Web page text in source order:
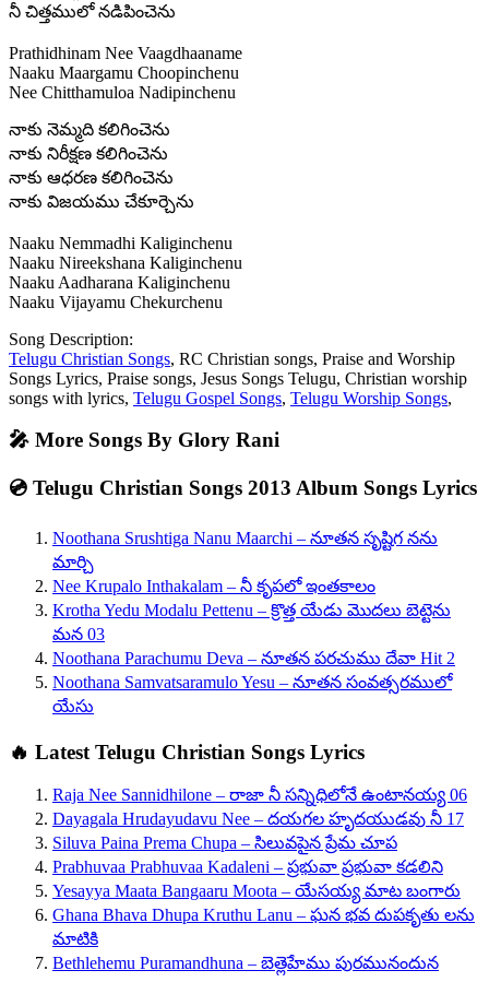
నీ చిత్తములో నడిపించెను
Prathidhinam Nee Vaagdhaaname
Naaku Maargamu Choopinchenu
Nee Chitthamuloa Nadipinchenu
నాకు నెమ్మది కలిగించెను
నాకు నిరీక్షణ కలిగించెను
నాకు ఆధరణ కలిగించెను
నాకు విజయము చేకూర్చెను
Naaku Nemmadhi Kaliginchenu
Naaku Nireekshana Kaliginchenu
Naaku Aadharana Kaliginchenu
Naaku Vijayamu Chekurchenu
Song Description:
Telugu Christian Songs, RC Christian songs, Praise and Worship
Songs Lyrics, Praise songs, Jesus Songs Telugu, Christian worship
songs with lyrics, Telugu Gospel Songs, Telugu Worship Songs,
🎤 More Songs By Glory Rani
💿 Telugu Christian Songs 2013 Album Songs Lyrics
Noothana Srushtiga Nanu Maarchi – నూతన సృష్టిగ నను
మార్చి
Nee Krupalo Inthakalam – నీ కృపలో ఇంతకాలం
Krotha Yedu Modalu Pettenu – క్రొత్త యేడు మొదలు బెట్టెను
మన 03
Noothana Parachumu Deva – నూతన పరచుము దేవా Hit 2
Noothana Samvatsaramulo Yesu – నూతన సంవత్సరములో
యేసు
🔥 Latest Telugu Christian Songs Lyrics
Raja Nee Sannidhilone – రాజా నీ సన్నిధిలోనే ఉంటానయ్య 06
Dayagala Hrudayudavu Nee – దయగల హృదయుడవు నీ 17
Siluva Paina Prema Chupa – సిలువపైన ప్రేమ చూప
Prabhuvaa Prabhuvaa Kadaleni – ప్రభువా ప్రభువా కడలిని
Yesayya Maata Bangaaru Moota – యేసయ్య మాట బంగారు
Ghana Bhava Dhupa Kruthu Lanu – ఘన భవ దుపకృతు లను
మాటికి
Bethlehemu Puramandhuna – బెత్లెహేము పురమునందున